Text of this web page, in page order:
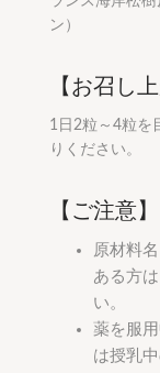
ン）
【お召し
1日2粒～4粒を
りください。
【ご注意】
原材料
ある方
い。
薬を服
は授乳